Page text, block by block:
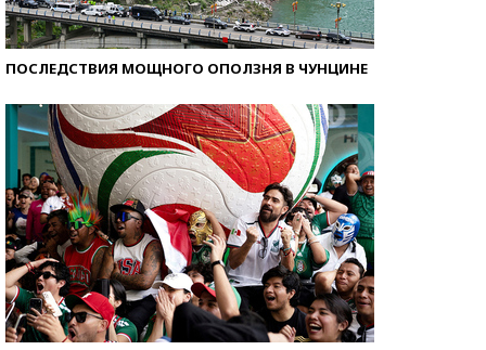
ПОСЛЕДСТВИЯ МОЩНОГО ОПОЛЗНЯ В ЧУНЦИНЕ